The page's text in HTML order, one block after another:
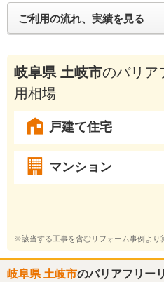
ご利用の流れ、実績を見る
岐阜県 土岐市のバリア
用相場
戸建て住宅
マンション
※該当する工事を含むリフォーム事例より
岐阜県 土岐市のバリアフリー